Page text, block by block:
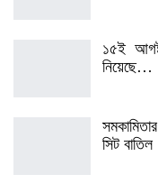
১৫ই
নিয়েছে…
সিট বাতিল